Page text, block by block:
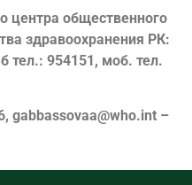
центра общественного
здравоохранения РК:
тел.: 954151, моб. тел.
gabbassovaa@who.int –